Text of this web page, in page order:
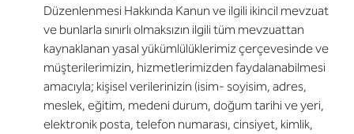
Düzenlenmesi Hakkında Kanun ve ilgili ikincil mevzuat
ve bunlarla sınırlı olmaksızın ilgili tüm mevzuattan
kaynaklanan yasal yükümlülüklerimiz çerçevesinde ve
müşterilerimizin, hizmetlerimizden faydalanabilmesi
amacıyla; kişisel verilerinizin (isim- soyisim, adres,
meslek, eğitim, medeni durum, doğum tarihi ve yeri,
elektronik posta, telefon numarası, cinsiyet, kimlik,